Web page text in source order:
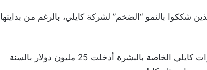
شككوا بالنمو “الضخم” لشركة كايلي، بالرغم من بدايتها
وكشفت تقارير من شركة كوتي، إن مستحضرات كايلي الخاصة بالبشرة أدخلت 25 مليون دولار بالسنة